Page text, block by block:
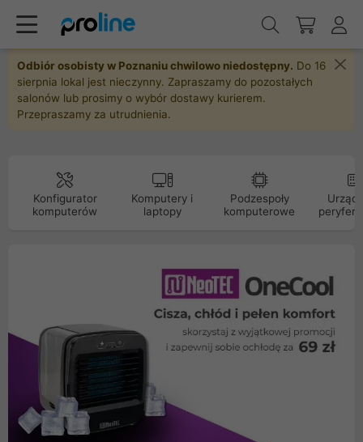
Odbiór osobisty w Poznaniu chwilowo niedostępny. Do 16
sierpnia lokal jest nieczynny. Zapraszamy do pozostałych
salonów lub prosimy o wybór dostawy kurierem.
Przepraszamy za utrudnienia.
Konfigurator
komputerów
Komputery i
laptopy
Podzespoły
komputerowe